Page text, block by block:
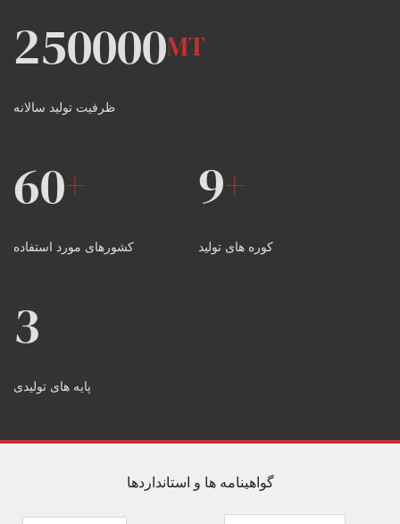
250000MT
ظرفیت تولید سالانه
60+
کشورهای مورد استفاده
9+
کوره های تولید
3
پایه های تولیدی
گواهینامه ها و استانداردها